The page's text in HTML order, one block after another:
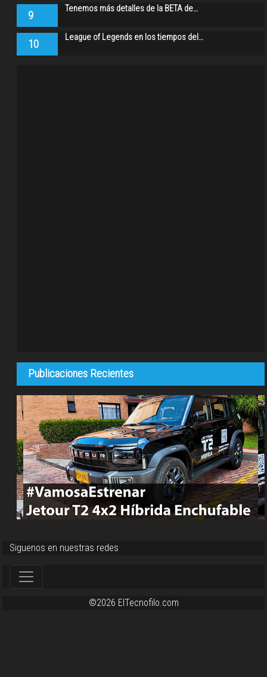
9 Tenemos más detalles de la BETA de…
10 League of Legends en los tiempos del…
Publicaciones Recientes
Siguenos en nuestras redes
©2026 ElTecnofilo.com